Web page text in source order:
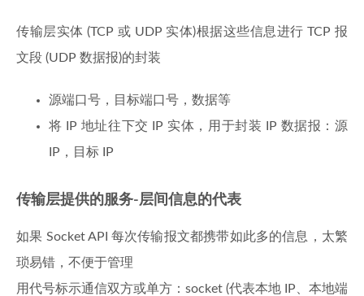
传输层实体 (TCP 或 UDP 实体)根据这些信息进行 TCP 报
文段 (UDP 数据报)的封装
源端口号，目标端口号，数据等
将 IP 地址往下交 IP 实体，用于封装 IP 数据报：源
IP，目标 IP
传输层提供的服务-层间信息的代表
如果 Socket API 每次传输报文都携带如此多的信息，太繁
琐易错，不便于管理
用代号标示通信双方或单方：socket (代表本地 IP、本地端